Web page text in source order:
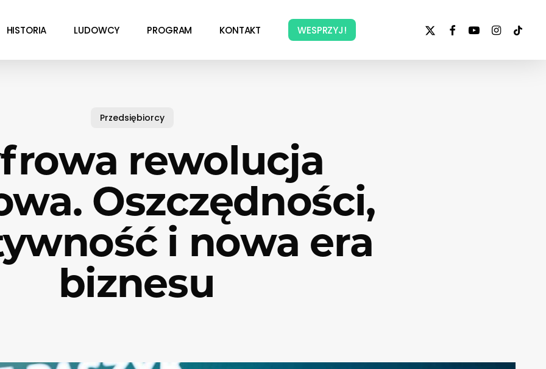
HISTORIA LUDOWCY PROGRAM KONTAKT WESPRZYJ!
x-
facebookyoutubeinstagram
tiktok
Przedsiębiorcy
rewolucja
Oszczędności,
i nowa era
biznesu